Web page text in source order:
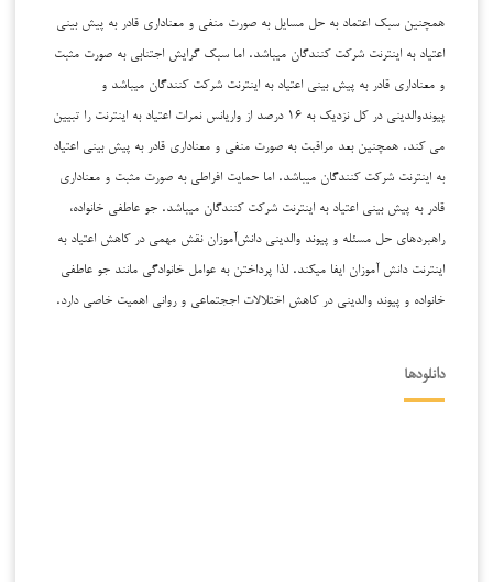
همچنین سبک اعتماد به حل مسایل به صورت منفی و معناداری قادر به پیش بینی
اعتیاد به اینترنت شرکت کنندگان میباشد. اما سبک گرایش اجتنابی به صورت مثبت
و معناداری قادر به پیش بینی اعتیاد به اینترنت شرکت کنندگان میباشد و
پیوندوالدینی در کل نزدیک به ۱۶ درصد از واریانس نمرات اعتیاد به اینترنت را تبیین
می کند. همچنین بعد مراقبت به صورت منفی و معناداری قادر به پیش بینی اعتیاد
به اینترنت شرکت کنندگان میباشد. اما حمایت افراطی به صورت مثبت و معناداری
قادر به پیش بینی اعتیاد به اینترنت شرکت کنندگان میباشد. جو عاطفی خانواده،
راهبردهای حل مسئله و پیوند والدینی دانش‌آموزان نقش مهمی در کاهش اعتیاد به
اینترنت دانش آموزان ایفا میکند. لذا پرداختن به عوامل خانوادگی مانند جو عاطفی
خانواده و پیوند والدینی در کاهش اختلالات اججتماعی و روانی اهمیت خاصی دارد.
دانلودها